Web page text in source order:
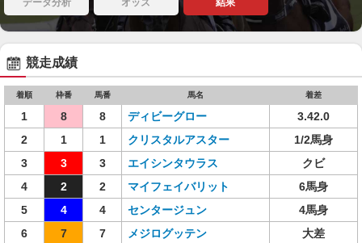
データ分析 オッズ 結果
競走成績
着順 枠番 馬番 馬名 着差
1 8 8 ディビーグロー
3.42.0
2
1 1 クリスタルアスター
1/2馬身
3
3 3 エイシンタウラス
クビ
4
2 2 マイフェイバリット
6馬身
5
4 4 センタージュン
4馬身
6
7 7 メジログッテン
大差